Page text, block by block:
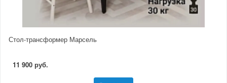
Стол-трансформер Марсель
11 900 руб.